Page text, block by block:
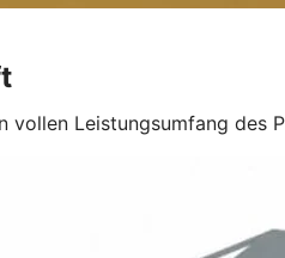
vollen Leistungsumfang des